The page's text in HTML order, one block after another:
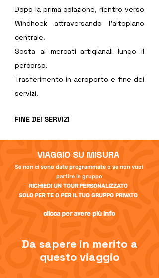
Dopo la prima colazione, rientro verso
Windhoek attraversando l’altopiano
centrale.
Sosta ai mercati artigianali lungo il
percorso.
Trasferimento in aeroporto e fine dei
servizi.
FINE DEI SERVIZI
VIAGGIO SU MISURA
Se non ci sono date programmate o se non vuoi
partire in gruppo
RICHIEDI UN TOUR PERSONALIZZATO
SOLO PER TE O PER IL TUO GRUPPO PRIVATO
clicca per avere più info
Da sapere in merito a
questo viaggio